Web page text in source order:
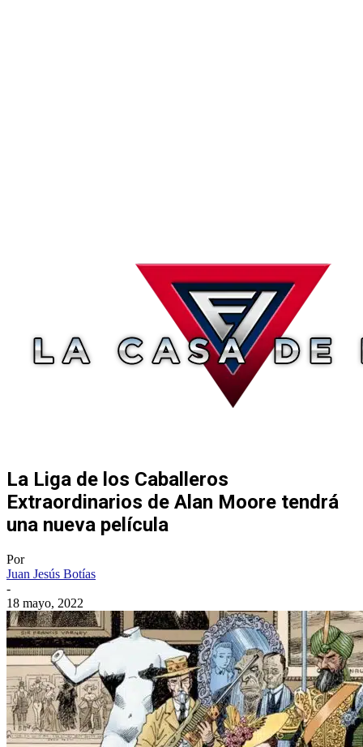
La Liga de los Caballeros
Extraordinarios de Alan Moore tendrá
una nueva película
Por
Juan Jesús Botías
-
18 mayo, 2022